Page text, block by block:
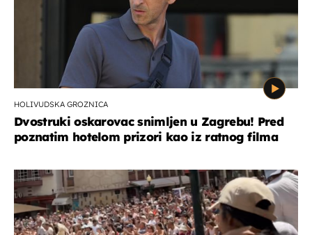
HOLIVUDSKA GROZNICA
Dvostruki oskarovac snimljen u Zagrebu! Pred
poznatim hotelom prizori kao iz ratnog filma